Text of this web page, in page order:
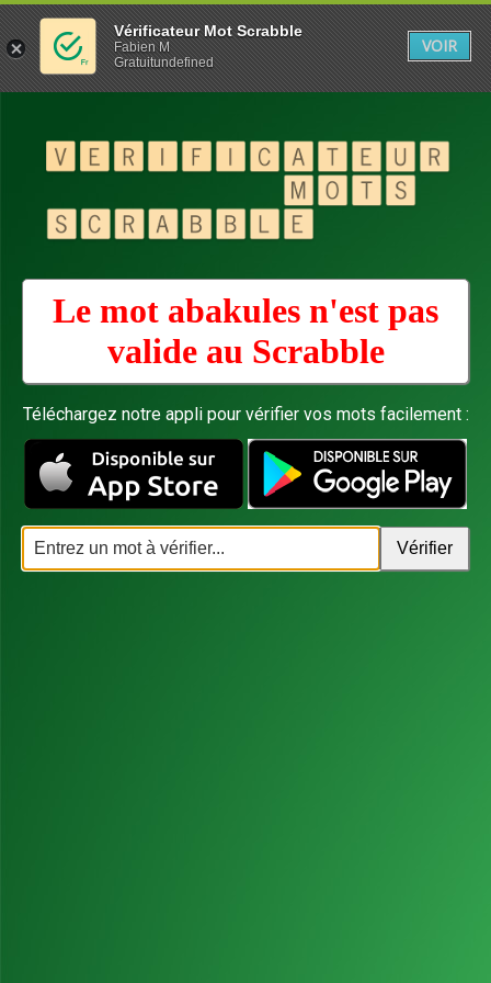
Le mot abakules n'est pas
valide au Scrabble
Téléchargez notre appli pour vérifier vos mots facilement :
Vérificateur Mot Scrabble
Fabien M
Gratuitundefined
VOIR